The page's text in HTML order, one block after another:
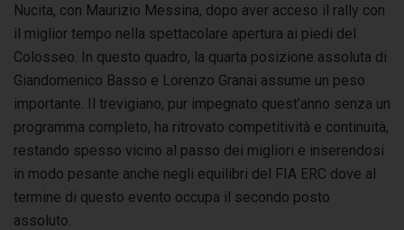
Nucita, con Maurizio Messina, dopo aver acceso il rally con
il miglior tempo nella spettacolare apertura ai piedi del
Colosseo. In questo quadro, la quarta posizione assoluta di
Giandomenico Basso e Lorenzo Granai assume un peso
importante. Il trevigiano, pur impegnato quest’anno senza un
programma completo, ha ritrovato competitività e continuità,
restando spesso vicino al passo dei migliori e inserendosi
in modo pesante anche negli equilibri del FIA ERC dove al
termine di questo evento occupa il secondo posto
assoluto.